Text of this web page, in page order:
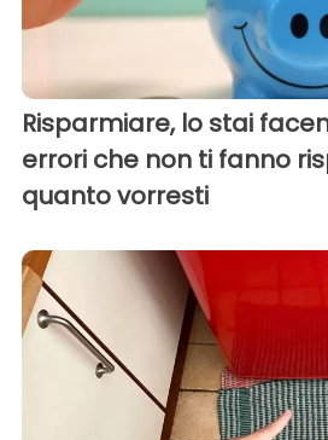
Risparmiare, lo stai
errori che non ti fanno
quanto vorresti